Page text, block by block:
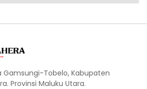
Gamsungi-Tobelo, Kabupaten
Provinsi Maluku Utara.